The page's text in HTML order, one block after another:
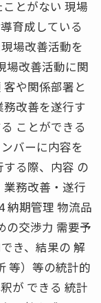
とがない 現場
育成している
場改善活動を
場改善活動に関
や関係部署と
改善を遂行す
ことができる
バーに内容を
る際、内容 の
務改善・遂行
納期管理 物流品
の交渉力 需要予
き、結果の 解
等）等の統計的
が できる 統計